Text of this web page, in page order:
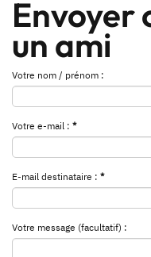
Envoyer
un ami
Votre nom / prénom :
Votre e-mail : *
E-mail destinataire : *
Votre message (facultatif) :